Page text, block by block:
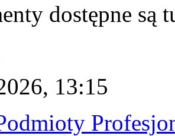
dostępne są
13:15